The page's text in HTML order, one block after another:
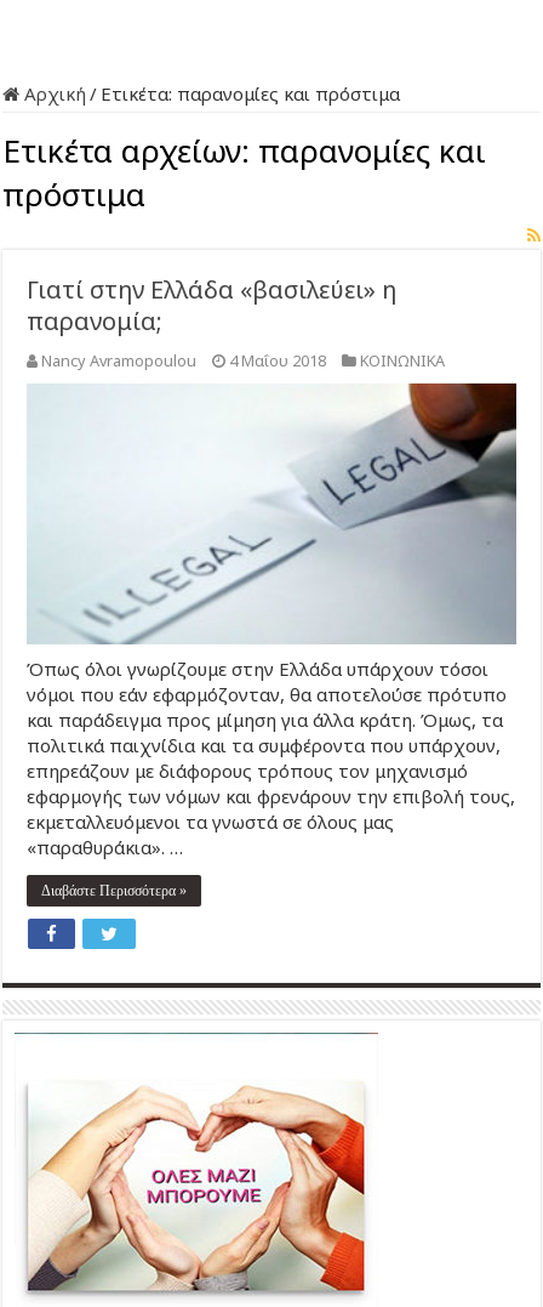
Αρχική / Ετικέτα: παρανομίες και πρόστιμα
Ετικέτα αρχείων: παρανομίες και
πρόστιμα
Γιατί στην Ελλάδα «βασιλεύει» η
παρανομία;
Nancy Avramopoulou 4 Μαΐου 2018 ΚΟΙΝΩΝΙΚΑ
Όπως όλοι γνωρίζουμε στην Ελλάδα υπάρχουν τόσοι
νόμοι που εάν εφαρμόζονταν, θα αποτελούσε πρότυπο
και παράδειγμα προς μίμηση για άλλα κράτη. Όμως, τα
πολιτικά παιχνίδια και τα συμφέροντα που υπάρχουν,
επηρεάζουν με διάφορους τρόπους τον μηχανισμό
εφαρμογής των νόμων και φρενάρουν την επιβολή τους,
εκμεταλλευόμενοι τα γνωστά σε όλους μας
«παραθυράκια». …
Διαβάστε Περισσότερα »